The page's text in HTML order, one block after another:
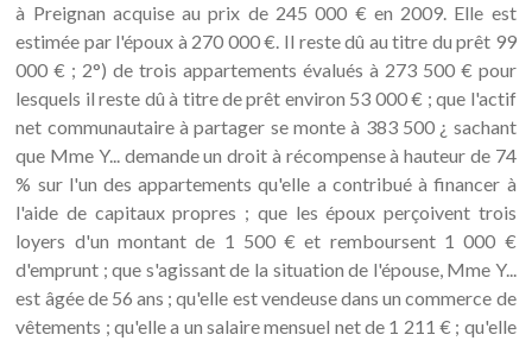
à Preignan acquise au prix de 245 000 € en 2009. Elle est
estimée par l'époux à 270 000 €. Il reste dû au titre du prêt 99
000 € ; 2°) de trois appartements évalués à 273 500 € pour
lesquels il reste dû à titre de prêt environ 53 000 € ; que l'actif
net communautaire à partager se monte à 383 500 ¿ sachant
que Mme Y... demande un droit à récompense à hauteur de 74
% sur l'un des appartements qu'elle a contribué à financer à
l'aide de capitaux propres ; que les époux perçoivent trois
loyers d'un montant de 1 500 € et remboursent 1 000 €
d'emprunt ; que s'agissant de la situation de l'épouse, Mme Y...
est âgée de 56 ans ; qu'elle est vendeuse dans un commerce de
vêtements ; qu'elle a un salaire mensuel net de 1 211 € ; qu'elle